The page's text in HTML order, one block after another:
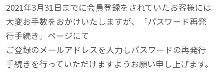
2021年3月31日までに会員登録をされていたお客様には
大変お手数をおかけいたしますが、「パスワード再発
行手続き」ページにて
ご登録のメールアドレスを入力しパスワードの再発行
手続きを行っていただけますようお願い申し上げます。